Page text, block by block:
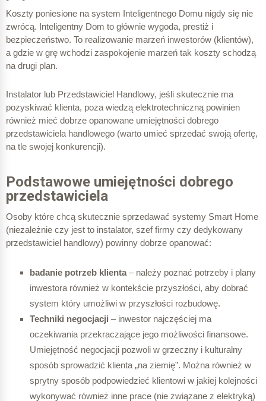
Koszty poniesione na system Inteligentnego Domu nigdy się nie
zwrócą. Inteligentny Dom to głównie wygoda, prestiż i
bezpieczeństwo. To realizowanie marzeń inwestorów (klientów),
a gdzie w grę wchodzi zaspokojenie marzeń tak koszty schodzą
na drugi plan.
Instalator lub Przedstawiciel Handlowy, jeśli skutecznie ma
pozyskiwać klienta, poza wiedzą elektrotechniczną powinien
również mieć dobrze opanowane umiejętności dobrego
przedstawiciela handlowego (warto umieć sprzedać swoją ofertę,
na tle swojej konkurencji).
Podstawowe umiejętności dobrego
przedstawiciela
Osoby które chcą skutecznie sprzedawać systemy Smart Home
(niezależnie czy jest to instalator, szef firmy czy dedykowany
przedstawiciel handlowy) powinny dobrze opanować:
badanie potrzeb klienta– należy poznać potrzeby i plany
inwestora również w kontekście przyszłości, aby dobrać
system który umożliwi w przyszłości rozbudowę.
Techniki negocjacji – inwestor najczęściej ma
oczekiwania przekraczające jego możliwości finansowe.
Umiejętność negocjacji pozwoli w grzeczny i kulturalny
sposób sprowadzić klienta „na ziemię”. Można również w
sprytny sposób podpowiedzieć klientowi w jakiej kolejności
wykonywać również inne prace (nie związane z elektryką)